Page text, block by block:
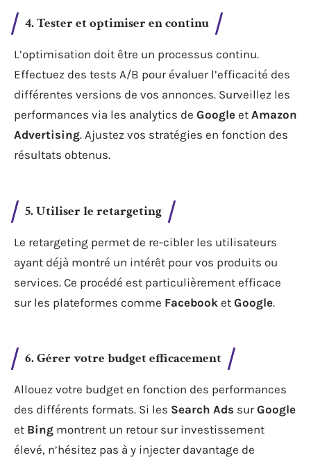
4. Tester et optimiser en continu
L’optimisation doit être un processus continu.
Effectuez des tests A/B pour évaluer l’efficacité des
différentes versions de vos annonces. Surveillez les
performances via les analytics de Google et Amazon
Advertising. Ajustez vos stratégies en fonction des
résultats obtenus.
5. Utiliser le retargeting
Le retargeting permet de re-cibler les utilisateurs
ayant déjà montré un intérêt pour vos produits ou
services. Ce procédé est particulièrement efficace
sur les plateformes comme Facebook et Google.
6. Gérer votre budget efficacement
Allouez votre budget en fonction des performances
des différents formats. Si les Search Ads surGoogle
et Bing montrent un retour sur investissement
élevé, n’hésitez pas à y injecter davantage de